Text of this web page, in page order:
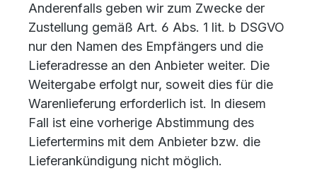
Anderenfalls geben wir zum Zwecke der
Zustellung gemäß Art. 6 Abs. 1 lit. b DSGVO
nur den Namen des Empfängers und die
Lieferadresse an den Anbieter weiter. Die
Weitergabe erfolgt nur, soweit dies für die
Warenlieferung erforderlich ist. In diesem
Fall ist eine vorherige Abstimmung des
Liefertermins mit dem Anbieter bzw. die
Lieferankündigung nicht möglich.